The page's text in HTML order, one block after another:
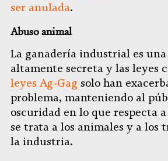
ser anulada.
Abuso animal
La ganadería industrial es
altamente secreta y las leyes
leyes Ag-Gag solo han
problema, manteniendo al
oscuridad en lo que respecta
se trata a los animales y a los
la industria.